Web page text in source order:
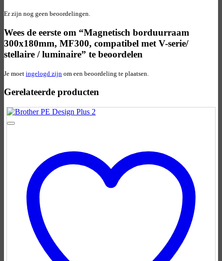
Er zijn nog geen beoordelingen.
Wees de eerste om “Magnetisch borduurraam
300x180mm, MF300, compatibel met V-serie/
stellaire / luminaire” te beoordelen
Je moet ingelogd zijn om een beoordeling te plaatsen.
Gerelateerde producten